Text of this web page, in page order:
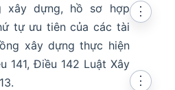
xây dựng, hồ sơ hợp
tự ưu tiên của các tài
xây dựng thực hiện
141, Điều 142 Luật Xây
⋮
⋮